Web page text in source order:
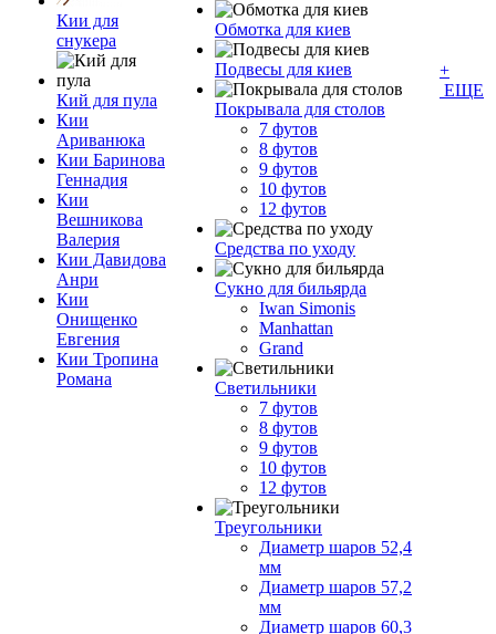
Кии для
снукера
Кий для пула
Кии
Ариванюка
Кии Баринова
Геннадия
Кии
Вешникова
Валерия
Кии Давидова
Анри
Кии
Онищенко
Евгения
Кии Тропина
Романа
Обмотка для киев
Подвесы для киев
Покрывала для столов
7 футов
8 футов
9 футов
10 футов
12 футов
Средства по уходу
Сукно для бильярда
Iwan Simonis
Manhattan
Grand
Светильники
7 футов
8 футов
9 футов
10 футов
12 футов
Треугольники
Диаметр шаров 52,4
мм
Диаметр шаров 57,2
мм
Диаметр шаров 60,3
+
ЕЩЕ